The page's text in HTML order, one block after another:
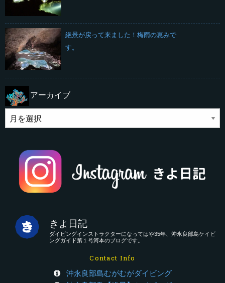
絶景が戻って来ました！梅雨の恵みで
す。
アーカイブ
きよ日記
ダイビングインストラクターになってはや35年、沖永良部島ケイビ
ングガイド第１号河本のブログです。
Contact Info
沖永良部島むがむがダイビング